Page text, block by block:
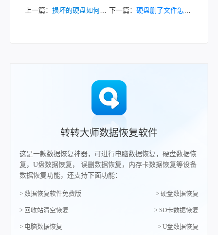
上一篇： 损坏的硬盘如何提取数据？几个常用方法操作指南！ 下一篇： 硬盘删了文件怎么恢复？五种常用方法分享！
转转大师数据恢复软件
这是一款数据恢复神器，可进行电脑数据恢复，硬盘数据恢
复，U盘数据恢复， 误删数据恢复，内存卡数据恢复等设备
数据恢复功能，还支持下面功能：
> 数据恢复软件免费版 > 硬盘数据恢复
> 回收站清空恢复 > SD卡数据恢复
> 电脑数据恢复 > U盘数据恢复